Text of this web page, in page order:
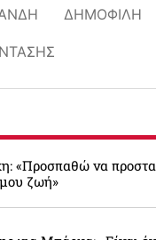
ΔΗΜΟΦΙΛΗ
«Προσπαθώ να
ζωή»